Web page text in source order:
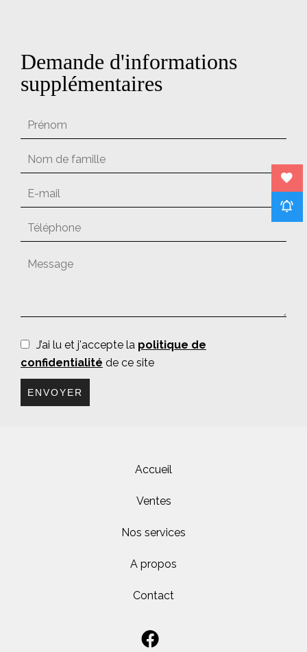
Demande d'informations
supplémentaires
J’ai lu et j'accepte la politique de
confidentialité de ce site
ENVOYER
Accueil
Ventes
Nos services
A propos
Contact